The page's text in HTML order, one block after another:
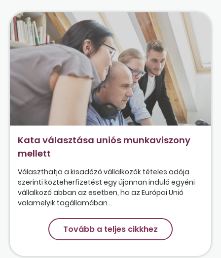
Kata választása uniós munkaviszony
mellett
Választhatja a kisadózó vállalkozók tételes adója
szerinti közteherfizetést egy újonnan induló egyéni
vállalkozó abban az esetben, ha az Európai Unió
valamelyik tagállamában...
Tovább a teljes cikkhez